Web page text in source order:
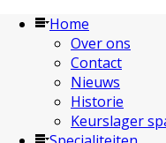
Home
Over ons
Contact
Nieuws
Historie
Keurslager